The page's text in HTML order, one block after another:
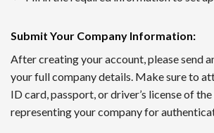
Submit Your Company Information:
After creating your account, please send
your full company details. Make sure to
ID card, passport, or driver’s license of
representing your company for
ンクダウンなしというシステムで、長
2nd ルーベット
Read Review